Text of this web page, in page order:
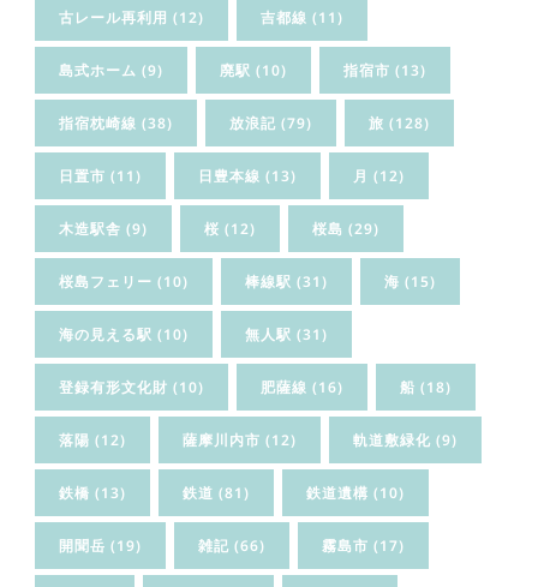
古レール再利用 (12) 吉都線 (11)
島式ホーム (9) 廃駅 (10) 指宿市 (13)
指宿枕崎線 (38) 放浪記 (79) 旅 (128)
日置市 (11) 日豊本線 (13) 月 (12)
木造駅舎 (9) 桜 (12) 桜島 (29)
桜島フェリー (10) 棒線駅 (31) 海 (15)
海の見える駅 (10) 無人駅 (31)
登録有形文化財 (10) 肥薩線 (16) 船 (18)
落陽 (12) 薩摩川内市 (12) 軌道敷緑化 (9)
鉄橋 (13) 鉄道 (81) 鉄道遺構 (10)
開聞岳 (19) 雑記 (66) 霧島市 (17)